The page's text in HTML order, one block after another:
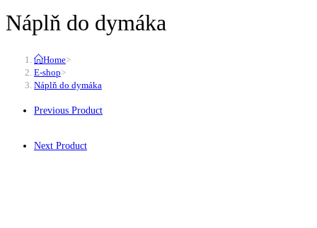
Náplň do dymáka
Home>
E-shop>
Náplň do dymáka
Previous Product
Next Product